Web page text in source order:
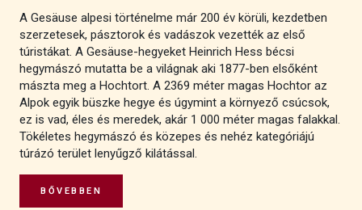
A Gesäuse alpesi történelme már 200 év körüli, kezdetben
szerzetesek, pásztorok és vadászok vezették az első
túristákat. A Gesäuse-hegyeket Heinrich Hess bécsi
hegymászó mutatta be a világnak aki 1877-ben elsőként
mászta meg a Hochtort. A 2369 méter magas Hochtor az
Alpok egyik büszke hegye és úgymint a környező csúcsok,
ez is vad, éles és meredek, akár 1 000 méter magas falakkal.
Tökéletes hegymászó és közepes és nehéz kategóriájú
túrázó terület lenyűgző kilátással.
BŐVEBBEN